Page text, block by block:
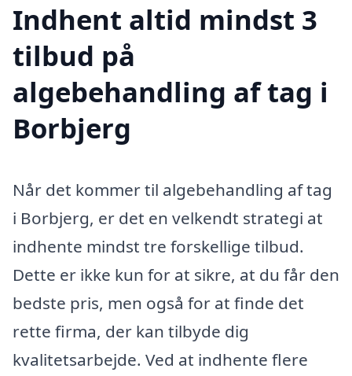
Indhent altid mindst 3
tilbud på
algebehandling af tag i
Borbjerg
Når det kommer til algebehandling af tag
i Borbjerg, er det en velkendt strategi at
indhente mindst tre forskellige tilbud.
Dette er ikke kun for at sikre, at du får den
bedste pris, men også for at finde det
rette firma, der kan tilbyde dig
kvalitetsarbejde. Ved at indhente flere